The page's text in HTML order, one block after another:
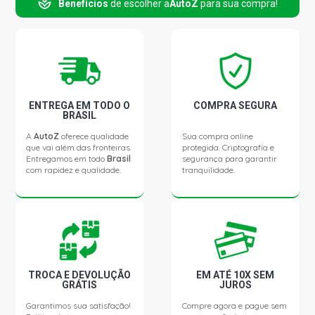
PALIO EX HATCH 1.0 8V FIRE FLEX (2005 - 2008)
PALIO ELX HATCH 1.0 8V FIRE GASOLINA (2004 - 2007)
PALIO MPI HATCH 1.0 8V FIRE GASOLINA (2000 - 2005)
PALIO TROFEO HATCH 1.0 8V FIRE GASOLINA (2003 -
PALIO ELX HATCH 1.3 16V FIRE GASOLINA (2001 - 2003)
PALIO EX HATCH 1.3 16V FIRE GASOLINA (2001 - 2004)
Benefícios de escolher aAutoZ para sua compra!
ENTREGA EM TODO O
BRASIL
AAutoZ oferece qualidade
que vai além das fronteiras.
Entregamos em todoBrasil
com rapidez e qualidade.
COMPRA SEGURA
Sua compra online
protegida. Criptografia e
segurança para garantir
tranquilidade.
TROCA E DEVOLUÇÃO
GRÁTIS
Garantimos sua satisfação!
EM ATÉ 10X SEM
JUROS
Compre agora e pague sem